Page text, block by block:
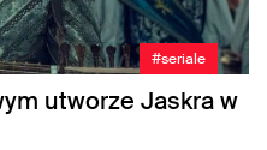
#seriale
utworze Jaskra w